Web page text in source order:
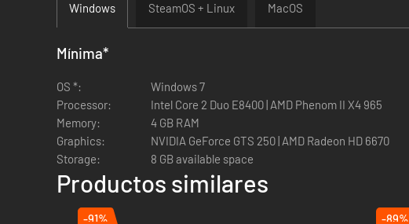
Windows SteamOS + Linux MacOS
Mínima*
OS *:
Windows 7
Processor:
Intel Core 2 Duo E8400 | AMD Phenom II X4 965
Memory:
4 GB RAM
Graphics:
NVIDIA GeForce GTS 250 | AMD Radeon HD 6670
Storage:
8 GB available space
Productos similares
-91%
-89%